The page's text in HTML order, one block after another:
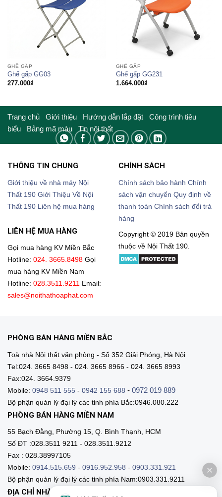
GHẾ GẤP
Ghế gấp GG03
277.000₫
GHẾ GẤP
Ghế gấp GG231
1.664.000₫
Trang chủ Giới thiệu Hướng dẫn lắp đặt Công trình tiêu
biểu
Bảng mã màu Tin nội thất
THÔNG TIN CHUNG
Giới thiệu về nhà máy Nội
Thất 190 Giới Thiệu Về Nội
Thất 190 Liên hệ mua hàng
CHÍNH SÁCH
Chính sách bảo hành Chính
sách vận chuyển Quy định về
thanh toán Chính sách đổi trả
hàng
LIÊN HỆ MUA HÀNG
Gọi mua hàng KV Miền Bắc
Hotline: 024. 3665.8498 Gọi
mua hàng KV Miền Nam
Hotline: 028.3511.9211 Email:
sales@noithathoaphat.com
Copyright © 2019 Bản quyền
thuộc về Nội Thất 190.
PHÒNG BÁN HÀNG MIỀN BẮC
Toà nhà Nội thất văn phòng - Số 352 Giải Phóng, Hà Nội
Tel:024. 3665 8498 - 024. 3665 8966 - 024. 3665 8993
Fax:024. 3664.9379
Mobile: 0948 511 555 - 0942 155 688 - 0972 019 889
Bộ phận quản lý đại lý các tỉnh phía Bắc:0946.080.222
PHÒNG BÁN HÀNG MIỀN NAM
55 Bạch Đằng, Phường 15, Q. Bình Thạnh, HCM
Số ĐT :028.3511 9211 - 028.3511.9212
Fax : 028.38997105
Mobile: 0914.515.659 - 0916.952.958 - 0903.331.921
Bộ phận quản lý đại lý các tỉnh phía Nam:0903.331.9211
ĐỊA CHỈ NHÀ MÁY SẢN XUẤT